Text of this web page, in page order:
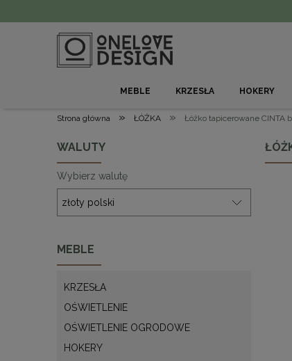
MEBLE KRZESŁA HOKERY
Strona główna » ŁÓŻKA » Łóżko tapicerowane CINTA
WALUTY
Wybierz walutę
MEBLE
KRZESŁA
OŚWIETLENIE
OŚWIETLENIE OGRODOWE
HOKERY